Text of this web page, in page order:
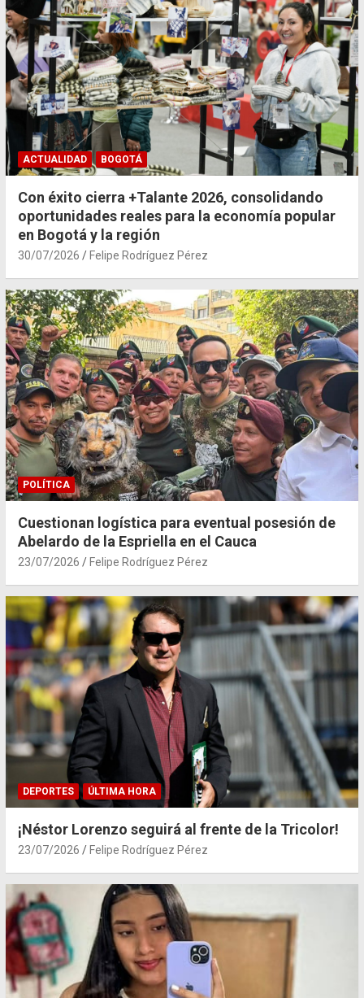
ACTUALIDAD BOGOTÁ
Con éxito cierra +Talante 2026, consolidando
oportunidades reales para la economía popular
en Bogotá y la región
30/07/2026 Felipe Rodríguez Pérez
POLÍTICA
Cuestionan logística para eventual posesión de
Abelardo de la Espriella en el Cauca
23/07/2026 Felipe Rodríguez Pérez
DEPORTES ÚLTIMA HORA
¡Néstor Lorenzo seguirá al frente de la Tricolor!
23/07/2026 Felipe Rodríguez Pérez